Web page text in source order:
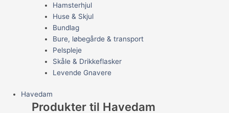
Hamsterhjul
Huse & Skjul
Bundlag
Bure, løbegårde & transport
Pelspleje
Skåle & Drikkeflasker
Levende Gnavere
Havedam
Produkter til Havedam